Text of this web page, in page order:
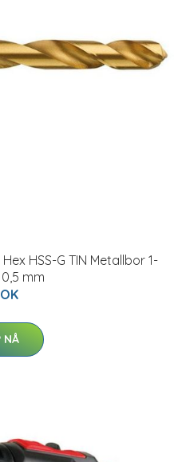
HSS-G TIN Metallbor 1-
mm
NÅ